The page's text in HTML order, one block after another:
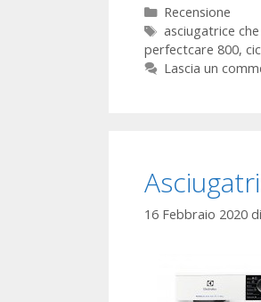
Categorie
Recensione
Tag
asciugatrice
perfectcare 800,
Lascia un
16 Febbraio 2020 di